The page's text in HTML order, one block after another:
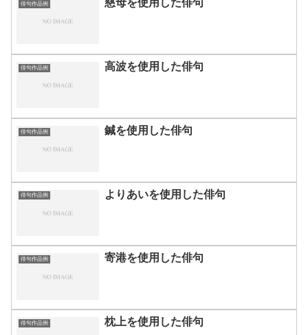
俳句作品例
俳句作品例 高波を使用した俳句
俳句作品例 鍼を使用した俳句
俳句作品例 よりあいを使用した俳句
俳句作品例 寄港を使用した俳句
俳句作品例 枕上を使用した俳句